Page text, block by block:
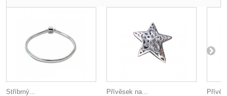
Stříbrný...
Přívěsek na...